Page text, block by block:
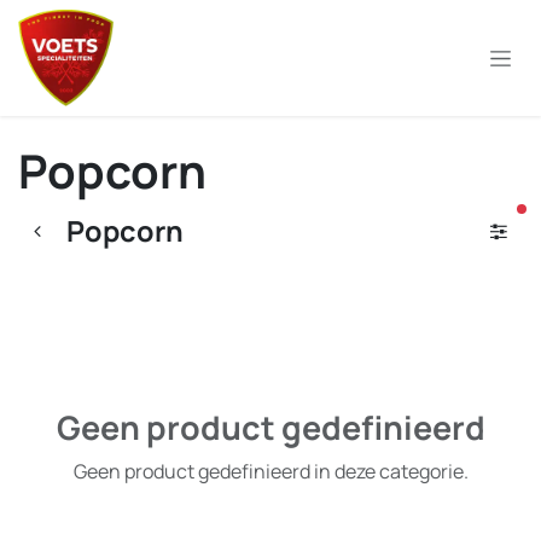
Overslaan naar inhoud
Popcorn
Popcorn
Geen product gedefinieerd
Geen product gedefinieerd in deze categorie.